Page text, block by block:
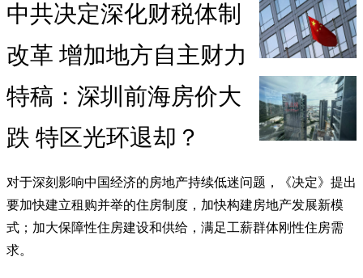
中共决定深化财税体制
改革 增加地方自主财力
特稿：深圳前海房价大
跌 特区光环退却？
对于深刻影响中国经济的房地产持续低迷问题，《决定》提出
要加快建立租购并举的住房制度，加快构建房地产发展新模
式；加大保障性住房建设和供给，满足工薪群体刚性住房需
求。